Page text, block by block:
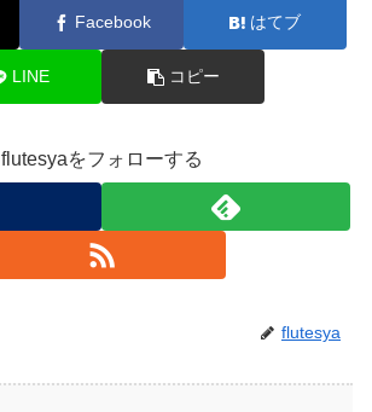
Facebook はてブ
LINE コピー
flutesyaをフォローする
flutesya